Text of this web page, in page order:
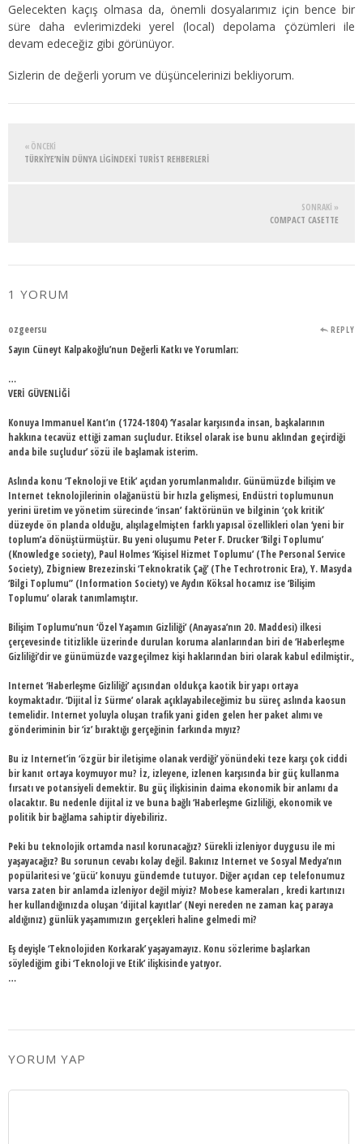
Gelecekten kaçış olmasa da, önemli dosyalarımız için bence bir
süre daha evlerimizdeki yerel (local) depolama çözümleri ile
devam edeceğiz gibi görünüyor.
Sizlerin de değerli yorum ve düşüncelerinizi bekliyorum.
« ÖNCEKI
TÜRKIYE’NIN DÜNYA LIGINDEKI TURIST REHBERLERI
SONRAKI »
COMPACT CASETTE
1 YORUM
ozgeersu REPLY
Sayın Cüneyt Kalpakoğlu’nun Değerli Katkı ve Yorumları:
…
VERİ GÜVENLİĞİ
Konuya Immanuel Kant’ın (1724-1804) ‘Yasalar karşısında insan, başkalarının
hakkına tecavüz ettiği zaman suçludur. Etiksel olarak ise bunu aklından geçirdiği
anda bile suçludur’ sözü ile başlamak isterim.
Aslında konu ‘Teknoloji ve Etik’ açıdan yorumlanmalıdır. Günümüzde bilişim ve
Internet teknolojilerinin olağanüstü bir hızla gelişmesi, Endüstri toplumunun
yerini üretim ve yönetim sürecinde ‘insan’ faktörünün ve bilginin ‘çok kritik’
düzeyde ön planda olduğu, alışılagelmişten farklı yapısal özellikleri olan ‘yeni bir
toplum’a dönüştürmüştür. Bu yeni oluşumu Peter F. Drucker ‘Bilgi Toplumu’
(Knowledge society), Paul Holmes ‘Kişisel Hizmet Toplumu’ (The Personal Service
Society), Zbigniew Brezezinski ‘Teknokratik Çağ’ (The Techrotronic Era), Y. Masyda
‘Bilgi Toplumu” (Information Society) ve Aydın Köksal hocamız ise ‘Bilişim
Toplumu’ olarak tanımlamıştır.
Bilişim Toplumu’nun ‘Özel Yaşamın Gizliliği’ (Anayasa’nın 20. Maddesi) ilkesi
çerçevesinde titizlikle üzerinde durulan koruma alanlarından biri de ‘Haberleşme
Gizliliği’dir ve günümüzde vazgeçilmez kişi haklarından biri olarak kabul edilmiştir.,
Internet ‘Haberleşme Gizliliği’ açısından oldukça kaotik bir yapı ortaya
koymaktadır. ‘Dijital İz Sürme’ olarak açıklayabileceğimiz bu süreç aslında kaosun
temelidir. Internet yoluyla oluşan trafik yani giden gelen her paket alımı ve
gönderiminin bir ‘iz’ bıraktığı gerçeğinin farkında mıyız?
Bu iz Internet’in ‘özgür bir iletişime olanak verdiği’ yönündeki teze karşı çok ciddi
bir kanıt ortaya koymuyor mu? İz, izleyene, izlenen karşısında bir güç kullanma
fırsatı ve potansiyeli demektir. Bu güç ilişkisinin daima ekonomik bir anlamı da
olacaktır. Bu nedenle dijital iz ve buna bağlı ‘Haberleşme Gizliliği, ekonomik ve
politik bir bağlama sahiptir diyebiliriz.
Peki bu teknolojik ortamda nasıl korunacağız? Sürekli izleniyor duygusu ile mi
yaşayacağız? Bu sorunun cevabı kolay değil. Bakınız Internet ve Sosyal Medya’nın
popülaritesi ve ‘gücü’ konuyu gündemde tutuyor. Diğer açıdan cep telefonumuz
varsa zaten bir anlamda izleniyor değil miyiz? Mobese kameraları , kredi kartınızı
her kullandığınızda oluşan ‘dijital kayıtlar’ (Neyi nereden ne zaman kaç paraya
aldığınız) günlük yaşamımızın gerçekleri haline gelmedi mi?
Eş deyişle ‘Teknolojiden Korkarak’ yaşayamayız. Konu sözlerime başlarkan
söylediğim gibi ‘Teknoloji ve Etik’ ilişkisinde yatıyor.
…
YORUM YAP